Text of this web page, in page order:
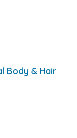
Body & Hair